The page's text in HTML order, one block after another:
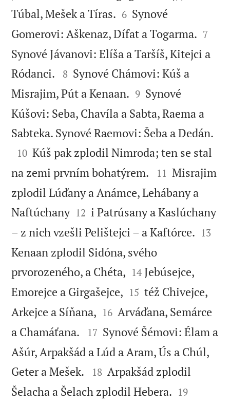
Túbal, Mešek a Tíras. 

6 Synové
Gomerovi: Aškenaz, Dífat a Togarma. 

7
Synové Jávanovi: Elíša a Taršíš, Kitejci a
Ródanci. 

8 Synové Chámovi: Kúš a
Misrajim, Pút a Kenaan. 

9 Synové
Kúšovi: Seba, Chavíla a Sabta, Raema a
Sabteka. Synové Raemovi: Šeba a Dedán.

10 Kúš pak zplodil Nimroda; ten se stal
na zemi prvním bohatýrem.


11 Misrajim
zplodil Lúďany a Anámce, Lehábany a
Naftúchany
12 i Patrúsany a Kaslúchany
– z nich vzešli Pelištejci – a Kaftórce. 

13
Kenaan zplodil Sidóna, svého
prvorozeného, a Chéta, 

14 Jebúsejce,
Emorejce a Girgašejce, 

15 též Chivejce,
Arkejce a Síňana, 

16 Arváďana, Semárce
a Chamáťana.


17 Synové Šémovi: Élam a
Ašúr, Arpakšád a Lúd a Aram, Ús a Chúl,
Geter a Mešek.


18 Arpakšád zplodil
Šelacha a Šelach zplodil Hebera. 

19